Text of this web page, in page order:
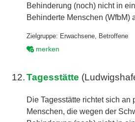
Behinderung (noch) nicht in
Behinderte Menschen (WfbM)
Zielgruppe: Erwachsene
Betroffene
merken
12. Tagesstätte
Die Tagesstätte richtet sich an
Menschen, die wegen der